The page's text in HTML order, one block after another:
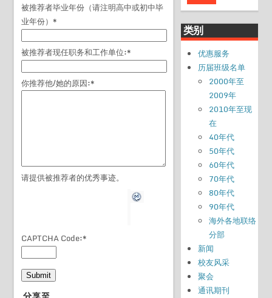
被推荐者毕业年份（请注明高中或初中毕
业年份） *
被推荐者现任职务和工作单位:*
你推荐他/她的原因:*
请提供被推荐者的优秀事迹。
CAPTCHA Code:*
类别
优惠服务
历届班级名单
2000年至
2009年
2010年至现
在
40年代
50年代
60年代
70年代
80年代
90年代
海外各地联络
分部
新闻
校友风采
聚会
通讯期刊